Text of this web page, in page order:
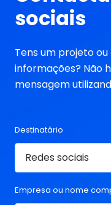
sociais
Tens um projeto
informações? Não
mensagem
Destinatário
Empresa ou nome